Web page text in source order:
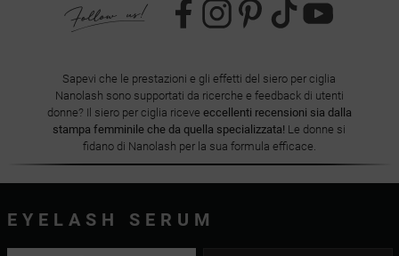
Sapevi che le prestazioni e gli effetti del siero per ciglia
Nanolash sono supportati da ricerche e feedback di utenti
donne? Il siero per ciglia riceve eccellenti recensioni sia dalla
stampa femminile che da quella specializzata! Le donne si
fidano di Nanolash per la sua formula efficace.
EYELASH SERUM